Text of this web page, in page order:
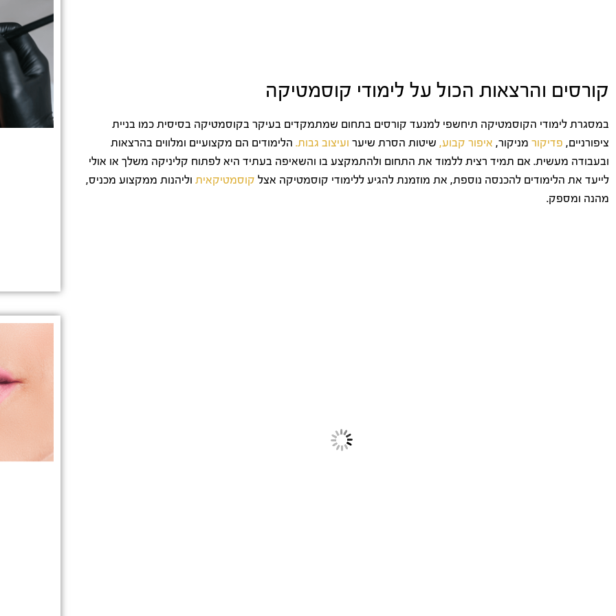
קורסים והרצאות הכול על לימודי קוסמטיקה
במסגרת לימודי הקוסמטיקה תיחשפי למנעד קורסים בתחום שמתמקדים בעיקר בקוסמטיקה בסיסית כמו בניית
ציפורניים, פדיקור מניקור, איפור קבוע, שיטות הסרת שיער ועיצוב גבות. הלימודים הם מקצועיים ומלווים בהרצאות
ובעבודה מעשית. אם תמיד רצית ללמוד את התחום ולהתמקצע בו והשאיפה בעתיד היא לפתוח קליניקה משלך או אולי
לייעד את הלימודים להכנסה נוספת, את מוזמנת להגיע ללימודי קוסמטיקה אצל קוסמטיקאית וליהנות ממקצוע מכניס,
מהנה ומספק.